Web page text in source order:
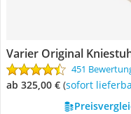
Varier Original
451
ab 325,00 € ( Sofort